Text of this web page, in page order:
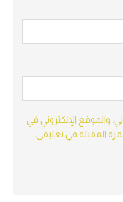
والموقع الإلكتروني في
المقبلة في تعليقي.